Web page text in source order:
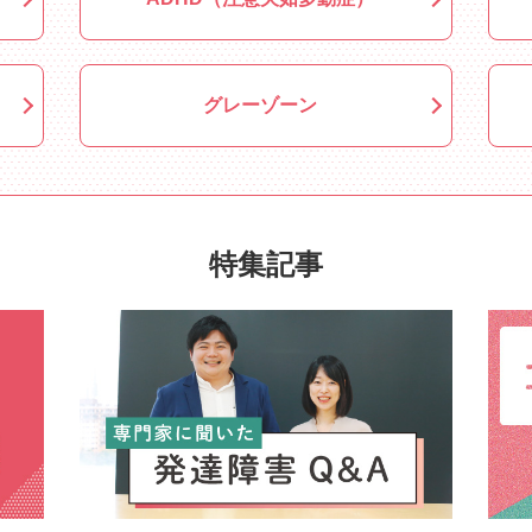
グレーゾーン
特集記事